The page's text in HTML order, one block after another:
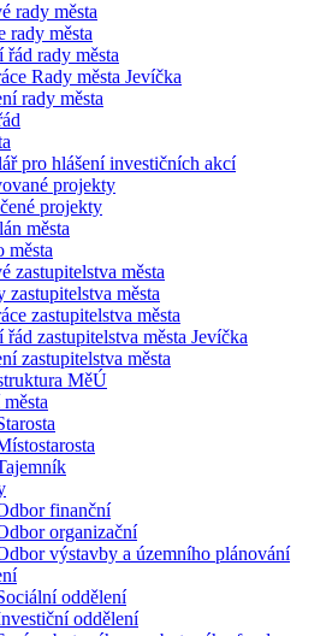
rady města
rady města
řád rady města
Rady města Jevíčka
rady města
pro hlášení investičních akcí
projekty
projekty
města
města
zastupitelstva města
zastupitelstva města
zastupitelstva města
řád zastupitelstva města Jevíčka
zastupitelstva města
MěÚ
finanční
organizační
výstavby a územního plánování
oddělení
oddělení